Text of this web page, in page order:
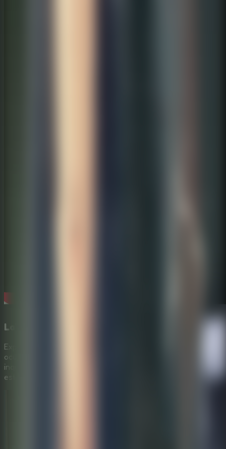
Laberinto de Habitaciones Siniestras
Explora una red de salas de juego, pasillos y cámaras
ocultas. Cada rincón guarda cerraduras y detalles
inquietantes que reconstruyen la historia de tu captor en
este